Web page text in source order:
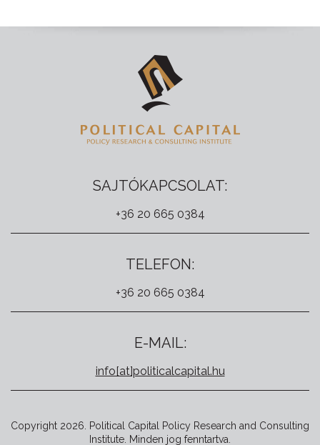
SAJTÓKAPCSOLAT:
+36 20 665 0384
TELEFON:
+36 20 665 0384
E-MAIL:
info[at]politicalcapital.hu
Copyright 2026. Political Capital Policy Research and Consulting
Institute. Minden jog fenntartva.